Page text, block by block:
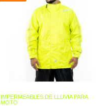
IMPERMEABLES DE LLUVIA PARA
MOTO